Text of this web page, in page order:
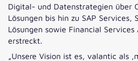
Digital- und Datenstrategien über
Lösungen bis hin zu SAP Services,
Lösungen sowie Financial
erstreckt.
„Unsere Vision ist es, valantic als